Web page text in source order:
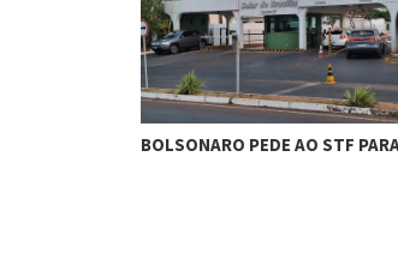
BOLSONARO PEDE AO STF